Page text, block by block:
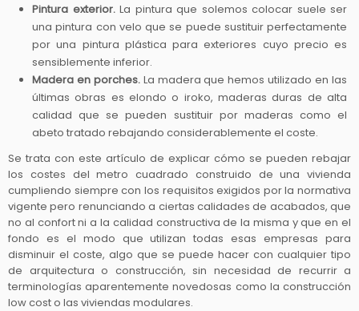
Pintura exterior.La pintura que solemos colocar suele ser
una pintura con velo que se puede sustituir perfectamente
por una pintura plástica para exteriores cuyo precio es
sensiblemente inferior.
Madera en porches.La madera que hemos utilizado en las
últimas obras es elondo o iroko, maderas duras de alta
calidad que se pueden sustituir por maderas como el
abeto tratado rebajando considerablemente el coste.
Se trata con este artículo de explicar cómo se pueden rebajar
los costes del metro cuadrado construido de una vivienda
cumpliendo siempre con los requisitos exigidos por la normativa
vigente pero renunciando a ciertas calidades de acabados, que
no al confort ni a la calidad constructiva de la misma y que en el
fondo es el modo que utilizan todas esas empresas para
disminuir el coste, algo que se puede hacer con cualquier tipo
de arquitectura o construcción, sin necesidad de recurrir a
terminologías aparentemente novedosas como la construcción
low cost o las viviendas modulares.